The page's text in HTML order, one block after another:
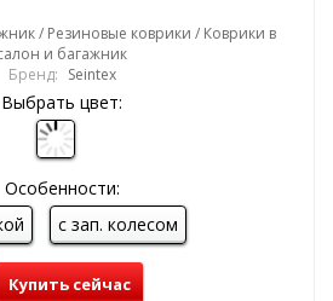
/ Резиновые коврики / Коврики в
и багажник
Бренд: Seintex
Выбрать цвет:
Особенности:
с зап. колесом
Купить сейчас